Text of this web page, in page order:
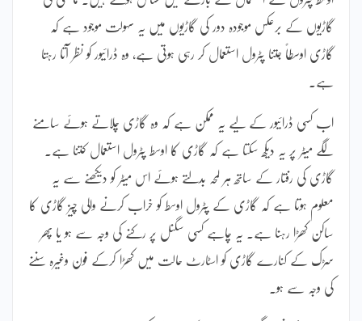
گاڑیوں کے برعکس موجودہ دور کی گاڑیوں میں یہ سہولت موجود ہے کہ
گاڑی اوسطاً جتنا پٹرول استعمال کر رہی ہوتی ہے، وہ ڈرائیور کو نظر آتا رہتا
ہے۔
اب کسی ڈرائیور کے لیے یہ ممکن ہے کہ وہ گاڑی چلاتے ہوئے سامنے
لگے میٹر پر یہ دیکھ سکتا ہے کہ گاڑی کا اوسط پٹرول استعمال کتنا ہے۔
گاڑی کی رفتار کے ساتھ ہر لمحہ بدلتے ہوئے اس میٹر کو دیکھنے سے یہ
معلوم ہوتا ہے کہ گاڑی کے پٹرول اوسط کو خراب کرنے والی چیز گاڑی کا
ساکن کھڑا رہنا ہے۔ یہ چاہے کسی سگنل پر رکنے کی وجہ سے ہو یا پھر
سڑک کے کنارے گاڑی کو اسٹارٹ حالت میں کھڑا کرکے فون وغیرہ سننے
کی وجہ سے ہو۔